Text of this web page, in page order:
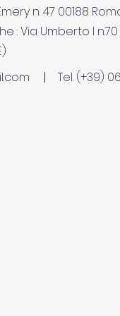
n. 47 00188
: Via Umberto I
Tel. (+39)